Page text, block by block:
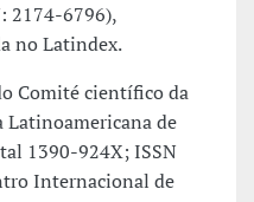
2174-6796),
no Latindex.
Comité científico da
Latinoamericana de
1390-924X; ISSN
Internacional de